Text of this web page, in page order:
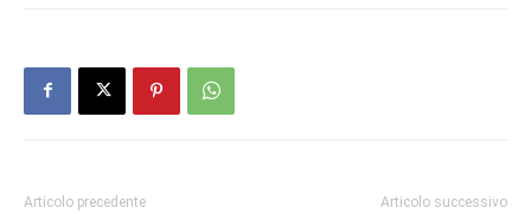
Articolo precedente Articolo successivo